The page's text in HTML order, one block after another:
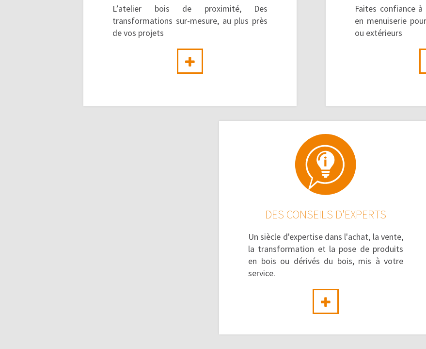
L’atelier bois de proximité, Des
transformations sur-mesure, au plus près
de vos projets
Faites confiance
en menuiserie
ou extérieurs
DES CONSEILS D'EXPERTS
Un siècle d'expertise dans l'achat, la vente,
la transformation et la pose de produits
en bois ou dérivés du bois, mis à votre
service.